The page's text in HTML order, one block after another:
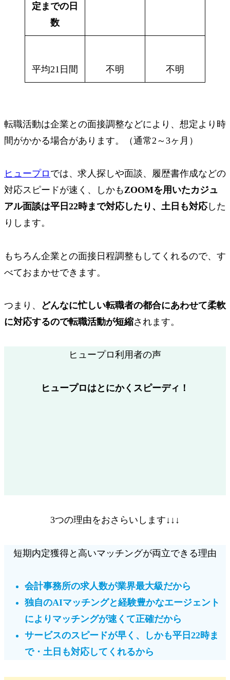
定までの日
数
平均21日間 不明 不明
転職活動は企業との面接調整などにより、想定より時
間がかかる場合があります。（通常2～3ヶ月）
ヒュープロ では、求人探しや面談、履歴書作成などの
対応スピードが速く、しかもZOOMを用いたカジュ
アル面談は平日22時まで対応したり、土日も対応した
りします。
もちろん企業との面接日程調整もしてくれるので、す
べておまかせできます。
つまり、 どんなに忙しい転職者の都合にあわせて柔軟
に対応するので転職活動が短縮されます。
ヒュープロ利用者の声
ヒュープロはとにかくスピーディ！
3つの理由をおさらいします↓↓↓
短期内定獲得と高いマッチングが両立できる理由
会計事務所の求人数が業界最大級だから
独自のAIマッチングと経験豊かなエージェント
により マッチングが速くて正確だから
サービスのスピードが早く、しかも平日22時ま
で・土日も対応してくれるから